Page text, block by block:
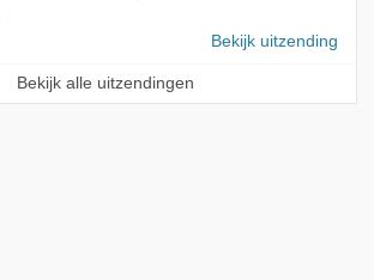
Bekijk uitzending
Bekijk alle uitzendingen